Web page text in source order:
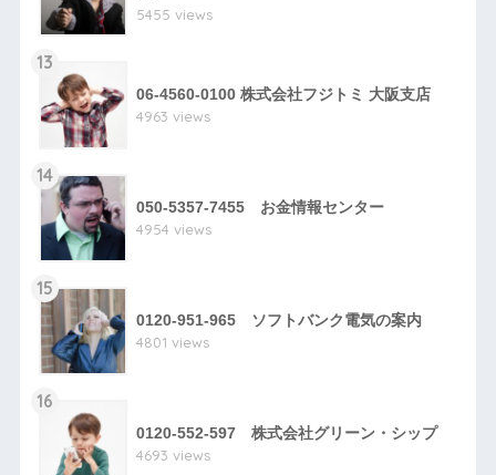
5455 views
13
06-4560-0100 株式会社フジトミ 大阪支店
4963 views
14
050-5357-7455 お金情報センター
4954 views
15
0120-951-965 ソフトバンク電気の案内
4801 views
16
0120-552-597 株式会社グリーン・シップ
4693 views